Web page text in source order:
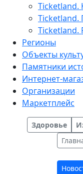
Ticketland.
Ticketland.
Ticketland.
Регионы
Объекты
Памятники
Интернет-
Организации
Маркетплейс
Здоровье